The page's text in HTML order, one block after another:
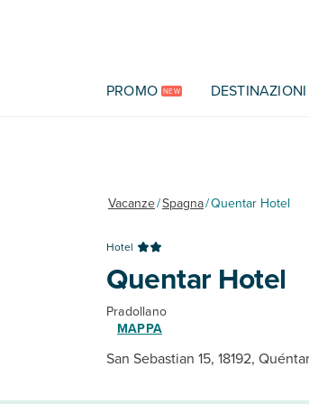
PROMO NEW DESTINAZIONI
Vacanze/Spagna/Quentar Hotel
Hotel
Quentar Hotel
Pradollano
MAPPA
San Sebastian 15, 18192, Quéntar